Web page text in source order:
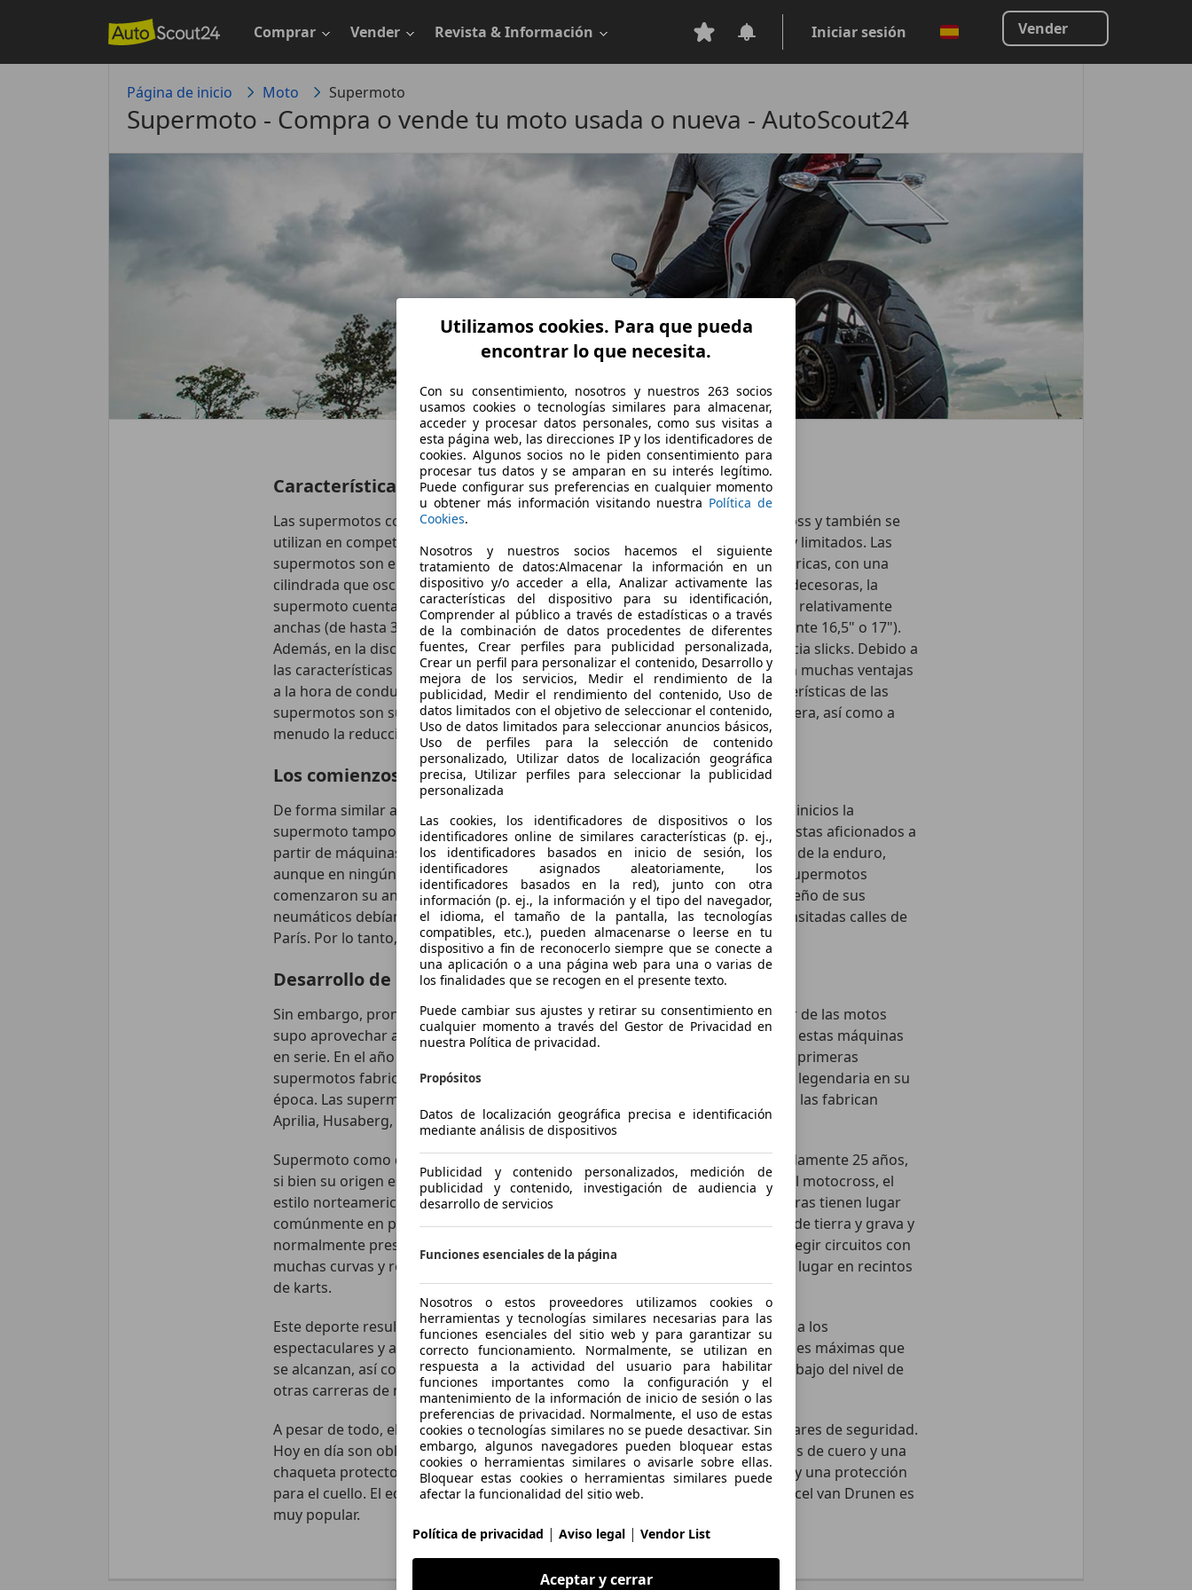
Comprar Vender Revista & Información Iniciar sesión Vender
Página de inicio Moto Supermoto
Supermoto - Compra o vende tu moto usada o nueva - AutoScout24
Características de las supermotos
Las supermotos constituyen una evolución de las motos de enduro y motocross y también se
utilizan en competición, aunque por norma general en circuitos cerrados muy limitados. Las
supermotos son en su mayoría máquinas monocilíndricas, además de bicilíndricas, con una
cilindrada que oscila entre los 125 cm³ y los 700 cm³. A diferencia que sus predecesoras, la
supermoto cuenta con neumáticos de carretera montados sobre unas llantas relativamente
anchas (de hasta 3,50" y 6") con un diámetro de rueda algo menor (normalmente 16,5" o 17").
Además, en la disciplina de supermoto también se suelen utilizar con frecuencia slicks. Debido a
las características adherentes de su material, los neumáticos sin dibujo tienen muchas ventajas
a la hora de conducir por carreteras tanto mojadas como secas. Otras características de las
supermotos son su corta amortiguación y el potente freno de la rueda delantera, así como a
menudo la reducción de los protectores delanteros todoterreno.
Los comienzos: la supermoto como moto urbana para París
De forma similar a la mayoría de los conceptos de motos todoterreno, en sus inicios la
supermoto tampoco se fabricó en serie, sino que fue desarrollada por motoristas aficionados a
partir de máquinas pertenecientes a otras categorías, principalmente a partir de la enduro,
aunque en ningún caso la idea era mejorar sus prestaciones en carrera. Las supermotos
comenzaron su andadura como motos urbanas que por el tamaño más pequeño de sus
neumáticos debían facilitar la conducción por las estrechas y sumamente transitadas calles de
París. Por lo tanto, las supermotos son un invento francés de los años 80.
Desarrollo de las supermotos de competición
Sin embargo, pronto surgieron muchos aficionados a esta disciplina. El sector de las motos
supo aprovechar al máximo el potencial y en poco tiempo comenzó a fabricar estas máquinas
en serie. En el año 1988, la empresa japonesa Yamaha comercializó una de las primeras
supermotos fabricadas en serie: la TDR 250. La Gilera Nordcape fue una moto legendaria en su
época. Las supermotos más conocidas y disponibles hoy en día en el mercado las fabrican
Aprilia, Husaberg, Yamaha, Honda, Suzuki, MZ, Husqvarna y BMW.
Supermoto como disciplina deportiva existe en Europa desde hace aproximadamente 25 años,
si bien su origen está en los EE. UU. Esta disciplina surgió como fusión entre el motocross, el
estilo norteamericano del speedway, y el motociclismo de carretera. Las carreras tienen lugar
comúnmente en pistas en las que el 70-80% es de asfalto y el 30% restante es de tierra y grava y
normalmente presentan algún salto. Para elaborar los recorridos se suelen elegir circuitos con
muchas curvas y recovecos, aunque en ocasiones las carreras también tienen lugar en recintos
de karts.
Este deporte resulta muy atractivo gracias a los numeroso adelantamientos y a los
espectaculares y arriesgados drifts que se pueden ver. Dado que las velocidades máximas que
se alcanzan, así como la altura de los saltos, se encuentran claramente por debajo del nivel de
otras carreras de motociclismo, en supermoto se producen menos caídas.
A pesar de todo, el equipamiento de los pilotos debe cumplir estrictos estándares de seguridad.
Hoy en día son obligatorios un mono de dos piezas compuesto por pantalones de cuero y una
chaqueta protectora, un caso especial como los que se utilizan en motocross y una protección
para el cuello. El equipamiento diseñado por el famoso piloto neerlandés Marcel van Drunen es
muy popular.
Utilizamos cookies. Para que pueda
encontrar lo que necesita.
Con su consentimiento, nosotros y nuestros 263 socios
usamos cookies o tecnologías similares para almacenar,
acceder y procesar datos personales, como sus visitas a
esta página web, las direcciones IP y los identificadores de
cookies. Algunos socios no le piden consentimiento para
procesar tus datos y se amparan en su interés legítimo.
Puede configurar sus preferencias en cualquier momento
u obtener más información visitando nuestra Política de
Cookies.
Nosotros y nuestros socios hacemos el siguiente
tratamiento de datos:Almacenar la información en un
dispositivo y/o acceder a ella, Analizar activamente las
características del dispositivo para su identificación,
Comprender al público a través de estadísticas o a través
de la combinación de datos procedentes de diferentes
fuentes, Crear perfiles para publicidad personalizada,
Crear un perfil para personalizar el contenido, Desarrollo y
mejora de los servicios, Medir el rendimiento de la
publicidad, Medir el rendimiento del contenido, Uso de
datos limitados con el objetivo de seleccionar el contenido,
Uso de datos limitados para seleccionar anuncios básicos,
Uso de perfiles para la selección de contenido
personalizado, Utilizar datos de localización geográfica
precisa, Utilizar perfiles para seleccionar la publicidad
personalizada
Las cookies, los identificadores de dispositivos o los
identificadores online de similares características (p. ej.,
los identificadores basados en inicio de sesión, los
identificadores asignados aleatoriamente, los
identificadores basados en la red), junto con otra
información (p. ej., la información y el tipo del navegador,
el idioma, el tamaño de la pantalla, las tecnologías
compatibles, etc.), pueden almacenarse o leerse en tu
dispositivo a fin de reconocerlo siempre que se conecte a
una aplicación o a una página web para una o varias de
los finalidades que se recogen en el presente texto.
Puede cambiar sus ajustes y retirar su consentimiento en
cualquier momento a través del Gestor de Privacidad en
nuestra Política de privacidad.
Propósitos
Datos de localización geográfica precisa e identificación
mediante análisis de dispositivos
Publicidad y contenido personalizados, medición de
publicidad y contenido, investigación de audiencia y
desarrollo de servicios
Funciones esenciales de la página
Nosotros o estos proveedores utilizamos cookies o
herramientas y tecnologías similares necesarias para las
funciones esenciales del sitio web y para garantizar su
correcto funcionamiento. Normalmente, se utilizan en
respuesta a la actividad del usuario para habilitar
funciones importantes como la configuración y el
mantenimiento de la información de inicio de sesión o las
preferencias de privacidad. Normalmente, el uso de estas
cookies o tecnologías similares no se puede desactivar. Sin
embargo, algunos navegadores pueden bloquear estas
cookies o herramientas similares o avisarle sobre ellas.
Bloquear estas cookies o herramientas similares puede
afectar la funcionalidad del sitio web.
Funciones de página avanzadas
Nosotros y terceros utilizamos diversos medios
Política de privacidad | Aviso legal | Vendor List
Aceptar y cerrar